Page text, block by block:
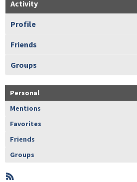
Activity
Profile
Friends
Groups
Personal
Mentions
Favorites
Friends
Groups